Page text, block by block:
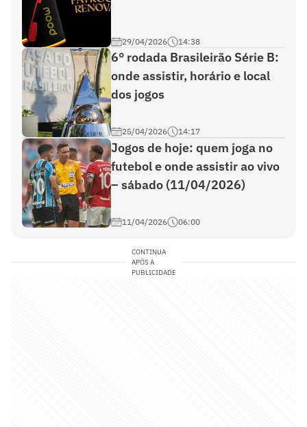
29/04/2026 14:38
6° rodada Brasileirão Série B:
onde assistir, horário e local
dos jogos
25/04/2026 14:17
Jogos de hoje: quem joga no
futebol e onde assistir ao vivo
– sábado (11/04/2026)
11/04/2026 06:00
CONTINUA
APÓS A
PUBLICIDADE